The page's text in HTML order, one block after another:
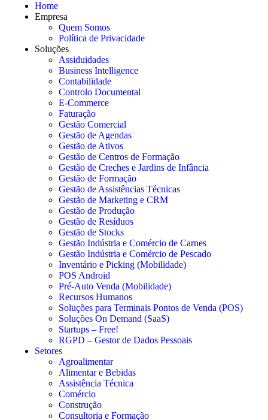
Home
Empresa
Quem Somos
Política de Privacidade
Soluções
Assiduidades
Business Intelligence
Contabilidade
Controlo Documental
E-Commerce
Faturação
Gestão Comercial
Gestão de Agendas
Gestão de Ativos
Gestão de Centros de Formação
Gestão de Creches e Jardins de Infância
Gestão de Formação
Gestão de Assistências Técnicas
Gestão de Marketing e CRM
Gestão de Produção
Gestão de Resíduos
Gestão de Stocks
Gestão Indústria e Comércio de Carnes
Gestão Indústria e Comércio de Pescado
Inventário e Picking (Mobilidade)
POS Android
Pré-Auto Venda (Mobilidade)
Recursos Humanos
Soluções para Terminais Pontos de Venda (POS)
Soluções On Demand (SaaS)
Startups – Free!
RGPD – Gestor de Dados Pessoais
Setores
Agroalimentar
Alimentar e Bebidas
Assistência Técnica
Comércio
Construção
Consultoria e Formação